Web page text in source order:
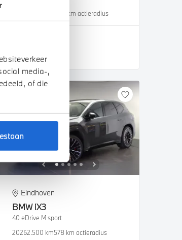
media-,
of die
461 km actieradius
Bekijk details
Eindhoven
BMW iX3
40 eDrive M sport
20262.500 km578 km actieradius